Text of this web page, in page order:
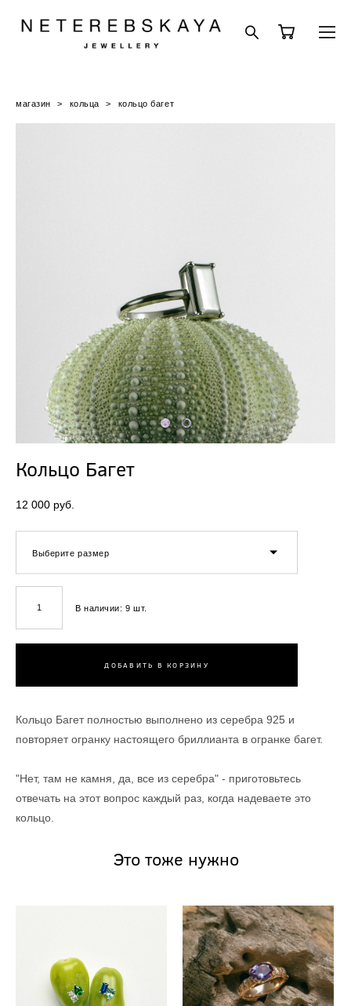
магазин > кольца > кольцо багет
Кольцо Багет
12 000 pуб.
Выберите размер
В наличии:9 шт.
ДОБАВИТЬ В КОРЗИНУ
Кольцо Багет полностью выполнено из серебра 925 и
повторяет огранку настоящего бриллианта в огранке багет.
"Нет, там не камня, да, все из серебра" - приготовьтесь
отвечать на этот вопрос каждый раз, когда надеваете это
кольцо.
Это тоже нужно